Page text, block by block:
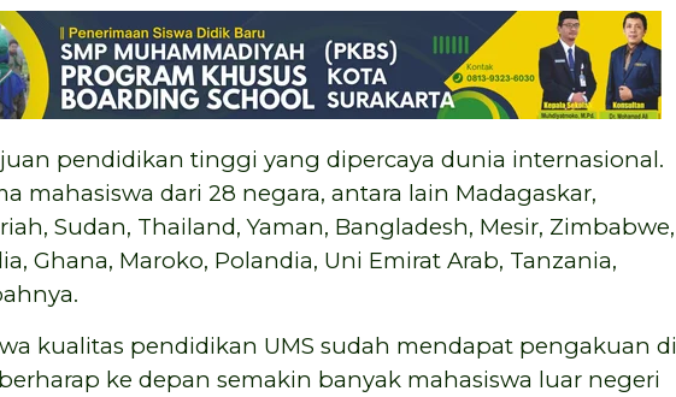
pendidikan tinggi yang dipercaya dunia internasional.
mahasiswa dari 28 negara, antara lain Madagaskar,
Sudan, Thailand, Yaman, Bangladesh, Mesir, Zimbabwe,
Ghana, Maroko, Polandia, Uni Emirat Arab, Tanzania,
kualitas pendidikan UMS sudah mendapat pengakuan di
ke depan semakin banyak mahasiswa luar negeri